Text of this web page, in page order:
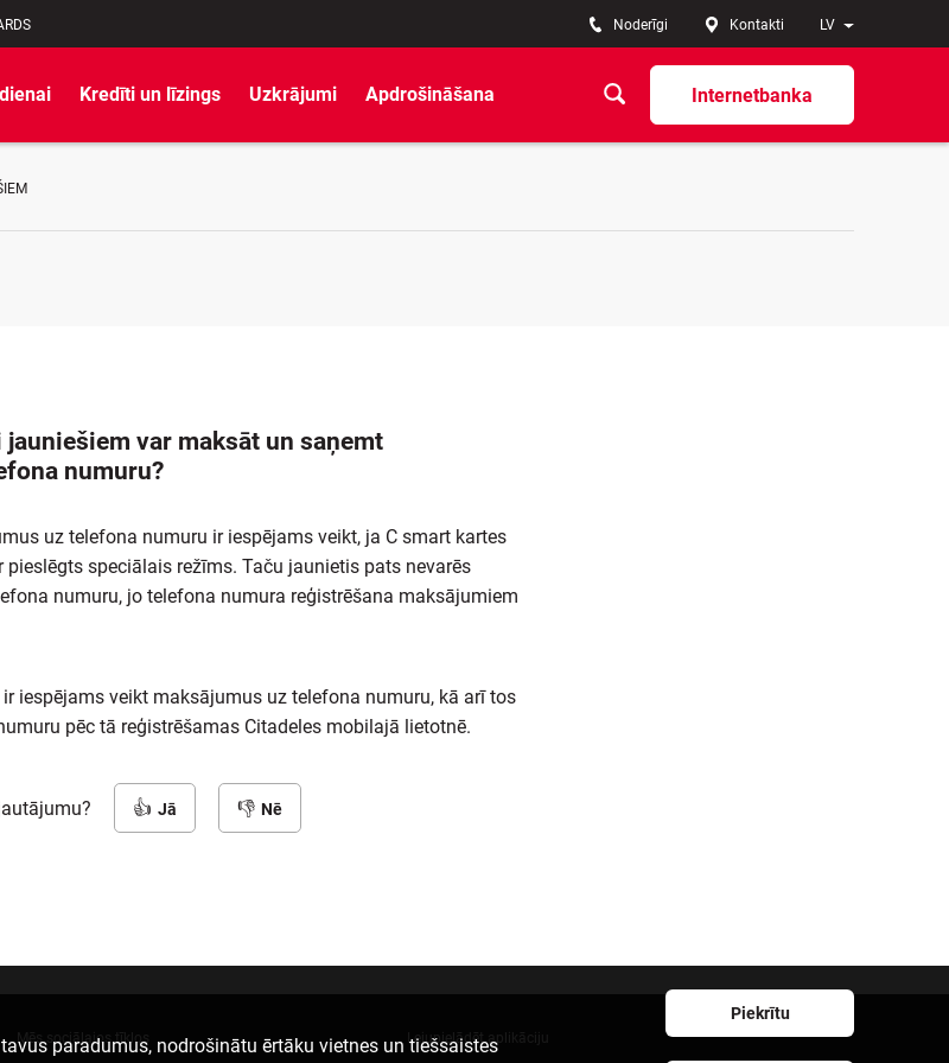
LV
Noderīgi Kontakti
Internetbanka
Kredīti un līzings Uzkrājumi Apdrošināšana
var maksāt un saņemt
numuru?
uz telefona numuru ir iespējams veikt, ja C smart kartes
speciālais režīms. Taču jaunietis pats nevarēs
numuru, jo telefona numura reģistrēšana maksājumiem
iespējams veikt maksājumus uz telefona numuru, kā arī tos
pēc tā reģistrēšamas Citadeles mobilajā lietotnē.
Jā Nē
paradumus, nodrošinātu ērtāku vietnes un tiešsaistes
Piekrītu
Mēs sociālajos tīklos Lejupielādēt aplikāciju